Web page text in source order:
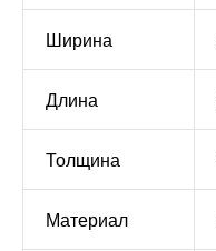
Ширина
Длина
Толщина
Материал